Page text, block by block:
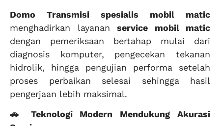
Domo Transmisi spesialis mobil matic
menghadirkan layanan service mobil matic
dengan pemeriksaan bertahap mulai dari
diagnosis komputer, pengecekan tekanan
hidrolik, hingga pengujian performa setelah
proses perbaikan selesai sehingga hasil
pengerjaan lebih maksimal.
🚗 Teknologi Modern Mendukung Akurasi